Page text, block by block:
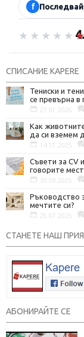
f Последвай
СПИСАНИЕ KAPERE
Тениски и
се превърна в
27.01.2026
Как
да си вземем
14.11.2025
Съвети за CV
говорите
30.09.2025
Ръководство
мечтите си?
25.07.2025
СТАНЕТЕ НАШ
АБОНИРАЙТЕ СЕ